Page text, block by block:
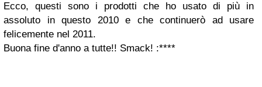
Ecco, questi sono i prodotti che ho usato di più in
assoluto in questo 2010 e che continuerò ad usare
felicemente nel 2011.
Buona fine d'anno a tutte!! Smack! :****